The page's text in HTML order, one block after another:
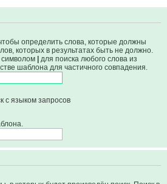
чтобы определить слова, которые должны
которых в результатах быть не должно.
| для поиска любого слова из
шаблона для частичного совпадения.
с языком запросов